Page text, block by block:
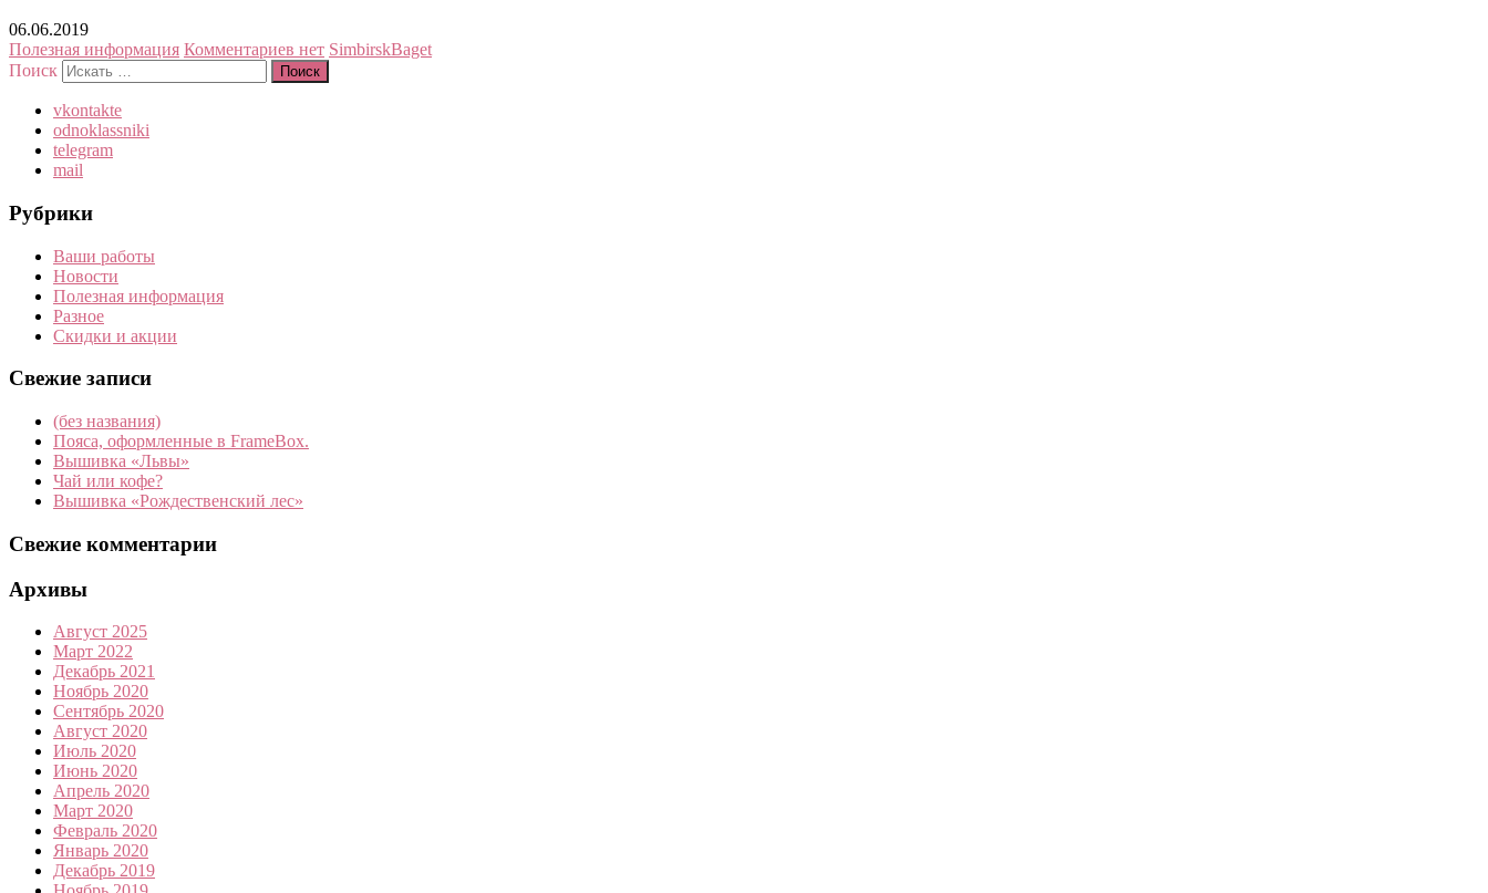
06.06.2019
Полезная информация Комментариев нет SimbirskBaget
Поиск
vkontakte
odnoklassniki
telegram
mail
Рубрики
Ваши работы
Новости
Полезная информация
Разное
Скидки и акции
Свежие записи
(без названия)
Пояса, оформленные в FrameBox.
Вышивка «Львы»
Чай или кофе?
Вышивка «Рождественский лес»
Свежие комментарии
Архивы
Август 2025
Март 2022
Декабрь 2021
Ноябрь 2020
Сентябрь 2020
Август 2020
Июль 2020
Июнь 2020
Апрель 2020
Март 2020
Февраль 2020
Январь 2020
Декабрь 2019